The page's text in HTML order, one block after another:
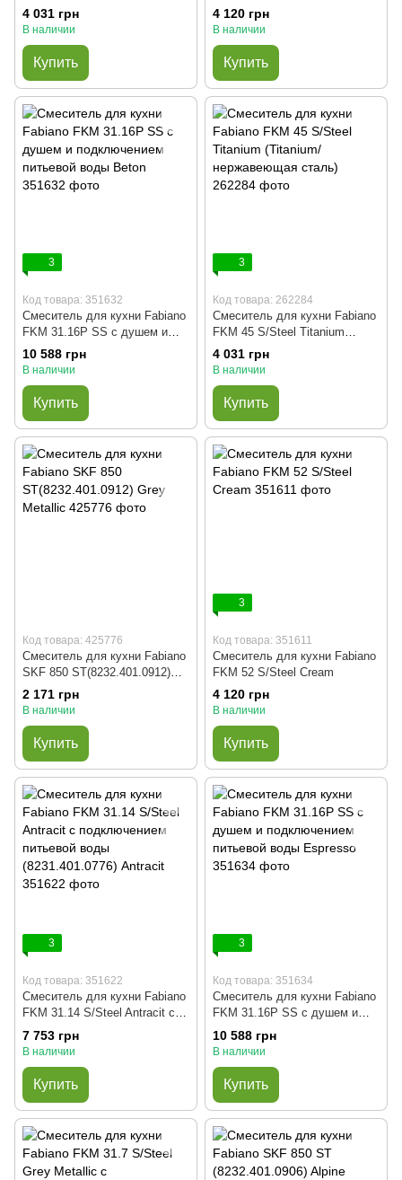
(Grey Metallic/нержавеющая
сталь)
4 031 грн
В наличии
Купить
4 120 грн
В наличии
Купить
3
Код товара: 351632
Смеситель для кухни Fabiano
FKM 31.16P SS с душем и
подключением питьевой воды
Beton
10 588 грн
В наличии
Купить
3
Код товара: 262284
Смеситель для кухни Fabiano
FKM 45 S/Steel Titanium
(Titanium/нержавеющая
сталь)
4 031 грн
В наличии
Купить
Код товара: 425776
Смеситель для кухни Fabiano
SKF 850 ST(8232.401.0912)
Grey Metallic
2 171 грн
В наличии
Купить
3
Код товара: 351611
Смеситель для кухни Fabiano
FKM 52 S/Steel Cream
4 120 грн
В наличии
Купить
3
Код товара: 351622
Смеситель для кухни Fabiano
FKM 31.14 S/Steel Antracit с
подключением питьевой воды
(8231.401.0776) Antracit
7 753 грн
В наличии
Купить
3
Код товара: 351634
Смеситель для кухни Fabiano
FKM 31.16P SS с душем и
подключением питьевой воды
Espresso
10 588 грн
В наличии
Купить